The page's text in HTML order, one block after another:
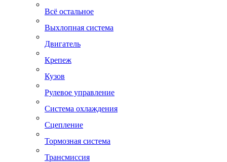
Всё остальное
Выхлопная система
Двигатель
Крепеж
Кузов
Рулевое управление
Система охлаждения
Сцепление
Тормозная система
Трансмиссия